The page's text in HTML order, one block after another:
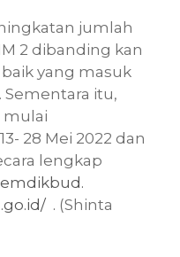
jumlah
2 dibanding kan
yang masuk
itu,
mulai
28 Mei 2022 dan
lengkap
. (Shinta